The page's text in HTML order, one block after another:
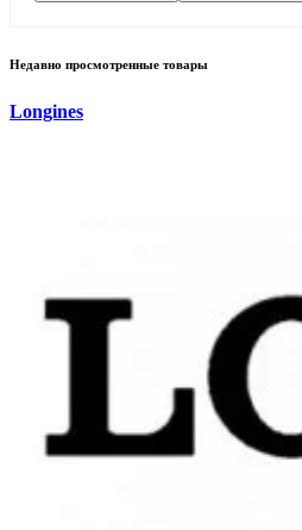
Недавно просмотренные товары
Longines